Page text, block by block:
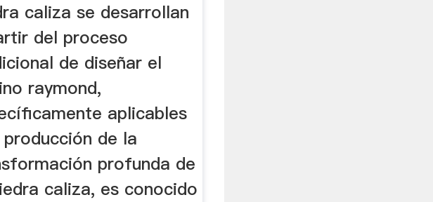
caliza se desarrollan
del proceso
de diseñar el
raymond,
aplicables
de la
profunda de
caliza, es conocido